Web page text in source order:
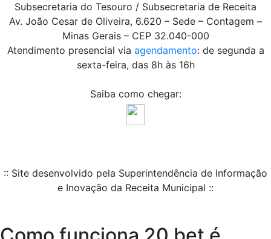
Subsecretaria do Tesouro / Subsecretaria de Receita
Av. João Cesar de Oliveira, 6.620 – Sede – Contagem –
Minas Gerais – CEP 32.040-000
Atendimento presencial via agendamento: de segunda a
sexta-feira, das 8h às 16h
Saiba como chegar:
:: Site desenvolvido pela Superintendência de Informação
e Inovação da Receita Municipal ::